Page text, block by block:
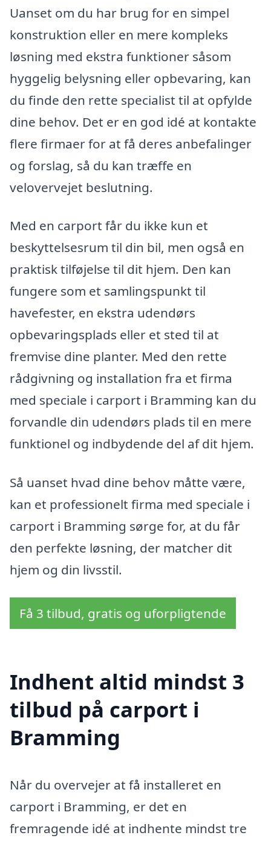
Uanset om du har brug for en simpel
konstruktion eller en mere kompleks
løsning med ekstra funktioner såsom
hyggelig belysning eller opbevaring, kan
du finde den rette specialist til at opfylde
dine behov. Det er en god idé at kontakte
flere firmaer for at få deres anbefalinger
og forslag, så du kan træffe en
velovervejet beslutning.
Med en carport får du ikke kun et
beskyttelsesrum til din bil, men også en
praktisk tilføjelse til dit hjem. Den kan
fungere som et samlingspunkt til
havefester, en ekstra udendørs
opbevaringsplads eller et sted til at
fremvise dine planter. Med den rette
rådgivning og installation fra et firma
med speciale i carport i Bramming kan du
forvandle din udendørs plads til en mere
funktionel og indbydende del af dit hjem.
Så uanset hvad dine behov måtte være,
kan et professionelt firma med speciale i
carport i Bramming sørge for, at du får
den perfekte løsning, der matcher dit
hjem og din livsstil.
Få 3 tilbud, gratis og uforpligtende
Indhent altid mindst 3
tilbud på carport i
Bramming
Når du overvejer at få installeret en
carport i Bramming, er det en
fremragende idé at indhente mindst tre